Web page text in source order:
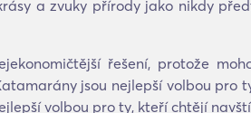
a zvuky přírody jako nikdy
řešení, protože
jsou nejlepší volbou pro
volbou pro ty, kteří chtějí